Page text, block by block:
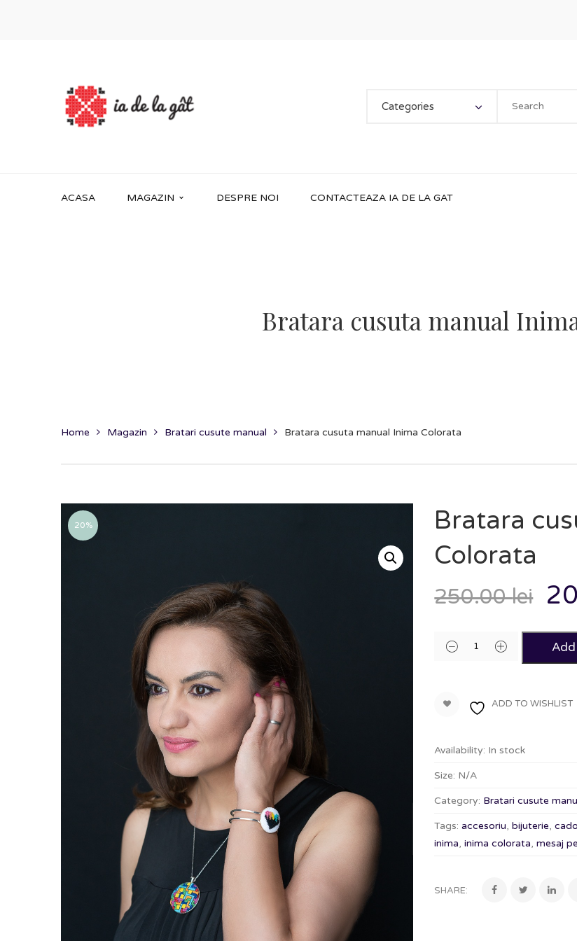
Categories
ACASA MAGAZIN DESPRE NOI CONTACTEAZA IA DE LA GAT
Bratara cusuta manual
Home Magazin Bratari cusute manual Bratara cusuta manual Inima Colorata
20%
Bratara
Colorata
250.00lei
Add
ADD TO WISHLIST
Availability: In stock
Size: N/A
Category: Bratari cusute
Tags: accesoriu,bijuterie,
inima,inima colorata,mesaj
SHARE: